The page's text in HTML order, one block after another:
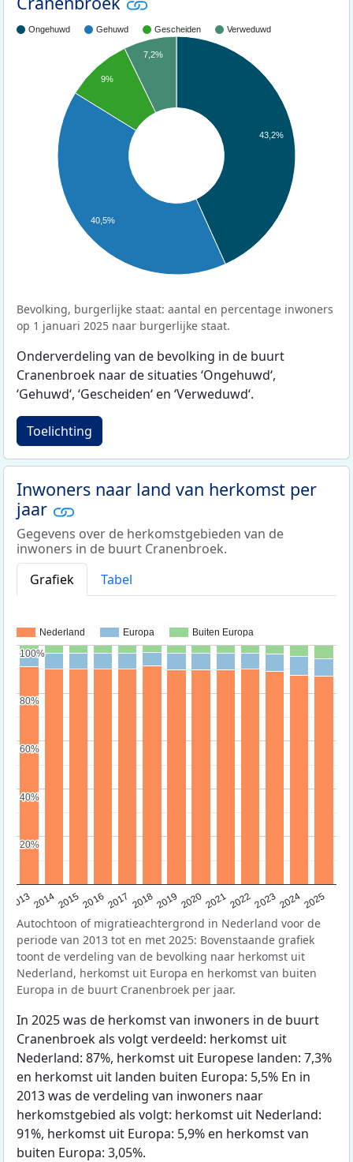
Ongehuwd Gehuwd Gescheiden Verweduwd
43,2%
7,2%
9%
40,5%
Bevolking, burgerlijke staat: aantal en percentage inwoners
op 1 januari 2025 naar burgerlijke staat.
Onderverdeling van de bevolking in de buurt
Cranenbroek naar de situaties ‘Ongehuwd‘,
‘Gehuwd‘, ‘Gescheiden‘ en ‘Verweduwd‘.
Toelichting
Inwoners naar land van herkomst per
jaar
Gegevens over de herkomstgebieden van de
inwoners in de buurt Cranenbroek.
Grafiek
Tabel
Nederland Europa Buiten Europa
20132014201520162017 20182019 202020212022202320242025
20%
20%
40%
40%
60%
60%
80%
80%
100%
100%
Autochtoon of migratieachtergrond in Nederland voor de
periode van 2013 tot en met 2025: Bovenstaande grafiek
toont de verdeling van de bevolking naar herkomst uit
Nederland, herkomst uit Europa en herkomst van buiten
Europa in de buurt Cranenbroek per jaar.
In 2025 was de herkomst van inwoners in de buurt
Cranenbroek als volgt verdeeld: herkomst uit
Nederland: 87%, herkomst uit Europese landen: 7,3%
en herkomst uit landen buiten Europa: 5,5% En in
2013 was de verdeling van inwoners naar
herkomstgebied als volgt: herkomst uit Nederland:
91%, herkomst uit Europa: 5,9% en herkomst van
buiten Europa: 3,05%.